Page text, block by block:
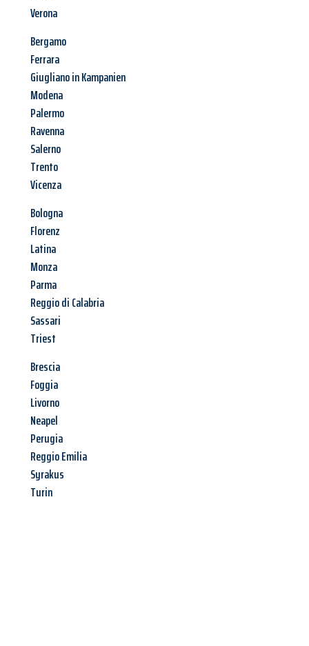
Verona
Bergamo
Ferrara
Giugliano in Kampanien
Modena
Palermo
Ravenna
Salerno
Trento
Vicenza
Bologna
Florenz
Latina
Monza
Parma
Reggio di Calabria
Sassari
Triest
Brescia
Foggia
Livorno
Neapel
Perugia
Reggio Emilia
Syrakus
Turin